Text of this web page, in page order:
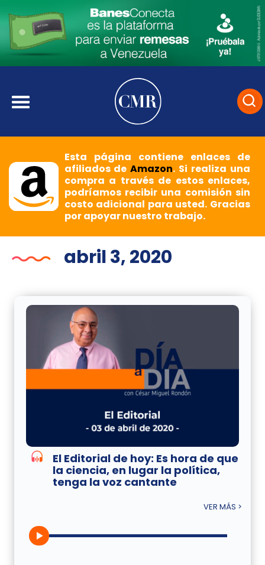
Esta página contiene enlaces de
afiliados deAmazon. Si realiza una
compra a través de estos enlaces,
podríamos recibir una comisión sin
costo adicional para usted. Gracias
por apoyar nuestro trabajo.
abril 3, 2020
El Editorial de hoy: Es hora de que
la ciencia, en lugar la política,
tenga la voz cantante
VER MÁS >